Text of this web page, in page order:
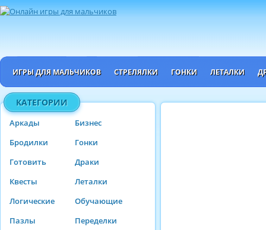
ИГРЫ ДЛЯ МАЛЬЧИКОВ СТРЕЛЯЛКИ ГОНКИ ЛЕТАЛКИ
КАТЕГОРИИ
Аркады
Бизнес
Бродилки
Гонки
Готовить
Драки
Квесты
Леталки
Логические
Обучающие
Пазлы
Переделки